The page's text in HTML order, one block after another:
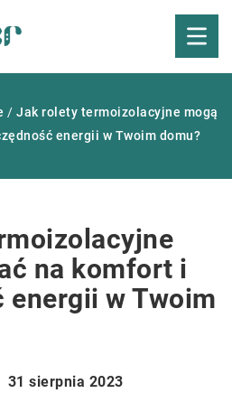
/ Jak rolety termoizolacyjne mogą
energii w Twoim domu?
na komfort i
energii w Twoim
31 sierpnia 2023